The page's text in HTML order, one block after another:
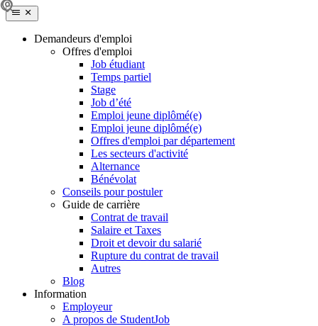
Demandeurs d'emploi
Offres d'emploi
Job étudiant
Temps partiel
Stage
Job d’été
Emploi jeune diplômé(e)
Emploi jeune diplômé(e)
Offres d'emploi par département
Les secteurs d'activité
Alternance
Bénévolat
Conseils pour postuler
Guide de carrière
Contrat de travail
Salaire et Taxes
Droit et devoir du salarié
Rupture du contrat de travail
Autres
Blog
Information
Employeur
A propos de StudentJob